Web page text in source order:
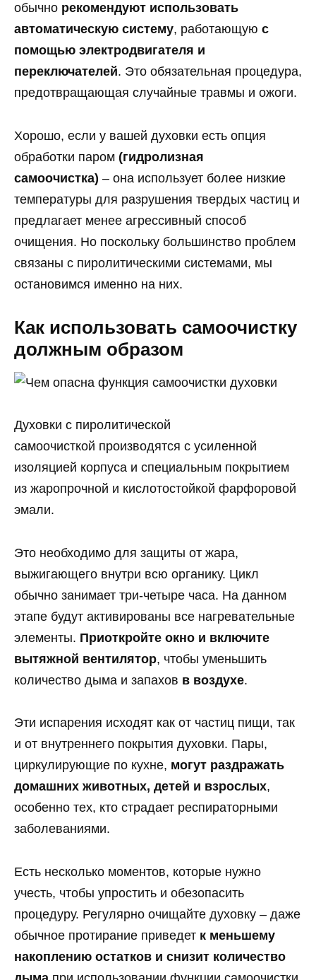
обычно рекомендуют использовать
автоматическую систему, работающую с
помощью электродвигателя и
переключателей. Это обязательная процедура,
предотвращающая случайные травмы и ожоги.
Хорошо, если у вашей духовки есть опция
обработки паром (гидролизная
самоочистка) – она использует более низкие
температуры для разрушения твердых частиц и
предлагает менее агрессивный способ
очищения. Но поскольку большинство проблем
связаны с пиролитическими системами, мы
остановимся именно на них.
Как использовать самоочистку
должным образом
Духовки с пиролитической
самоочисткой производятся с усиленной
изоляцией корпуса и специальным покрытием
из жаропрочной и кислотостойкой фарфоровой
эмали.
Это необходимо для защиты от жара,
выжигающего внутри всю органику. Цикл
обычно занимает три-четыре часа. На данном
этапе будут активированы все нагревательные
элементы. Приоткройте окно и включите
вытяжной вентилятор, чтобы уменьшить
количество дыма и запахов в воздухе.
Эти испарения исходят как от частиц пищи, так
и от внутреннего покрытия духовки. Пары,
циркулирующие по кухне, могут раздражать
домашних животных, детей и взрослых,
особенно тех, кто страдает респираторными
заболеваниями.
Есть несколько моментов, которые нужно
учесть, чтобы упростить и обезопасить
процедуру. Регулярно очищайте духовку – даже
обычное протирание приведет к меньшему
накоплению остатков и снизит количество